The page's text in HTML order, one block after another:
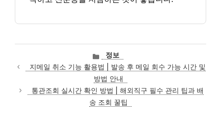
카
테
고
리
정보
지메일 취소 기능 활용법 | 발송 후 메일 회수 가능 시간 및
방법 안내
통관조회 실시간 확인 방법 | 해외직구 필수 관리 팁과 배
송 조회 꿀팁